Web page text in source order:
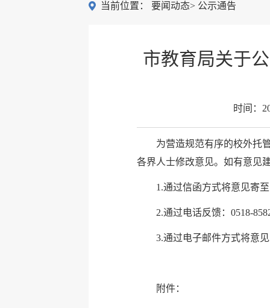
当前位置： 要闻动态> 公示通告
市教育局关于
时间：
为营造规范有序的校外托
各界人士修改意见。如有意见
1.通过信函方式将意见寄
2.通过电话反馈：0518-
3.通过电子邮件方式将意
附件：